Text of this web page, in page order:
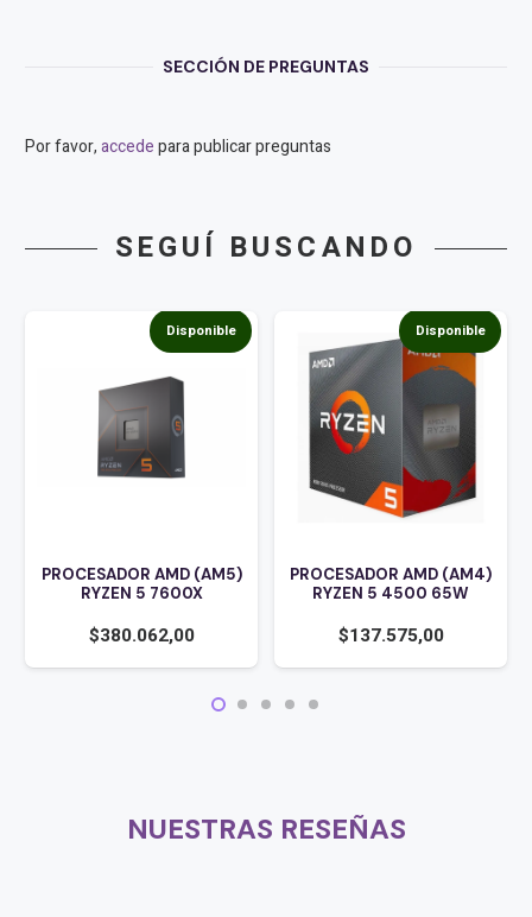
SECCIÓN DE PREGUNTAS
Por favor,accedepara publicar preguntas
SEGUÍ BUSCANDO
Disponible
PROCESADOR AMD (AM5)
RYZEN 5 7600X
$380.062,00
Disponible
PROCESADOR AMD (AM4)
RYZEN 5 4500 65W
$137.575,00
NUESTRAS RESEÑAS